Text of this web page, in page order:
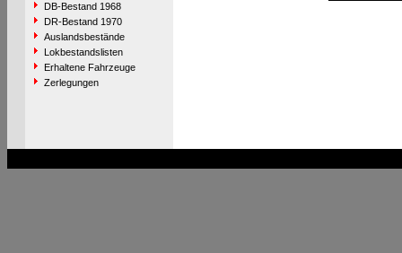
DB-Bestand 1968
DR-Bestand 1970
Auslandsbestände
Lokbestandslisten
Erhaltene Fahrzeuge
Zerlegungen